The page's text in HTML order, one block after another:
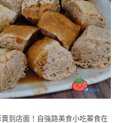
到店面！自強路美食小吃蓁食在